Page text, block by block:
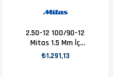
2.50-12 100/90-12
Mitas 1.5 Mm İç
Lastik
₺1.291,13